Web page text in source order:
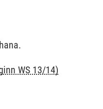
WS 13/14)